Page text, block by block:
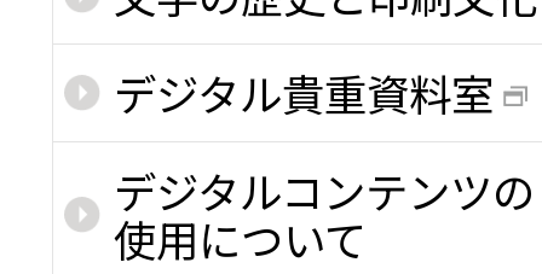
デジタル貴重資料室
デジタルコンテンツの
使用について